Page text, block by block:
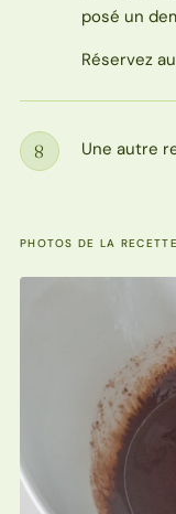
posé un
Réservez
Étape
8 Une autre
PHOTOS DE LA RECETTE